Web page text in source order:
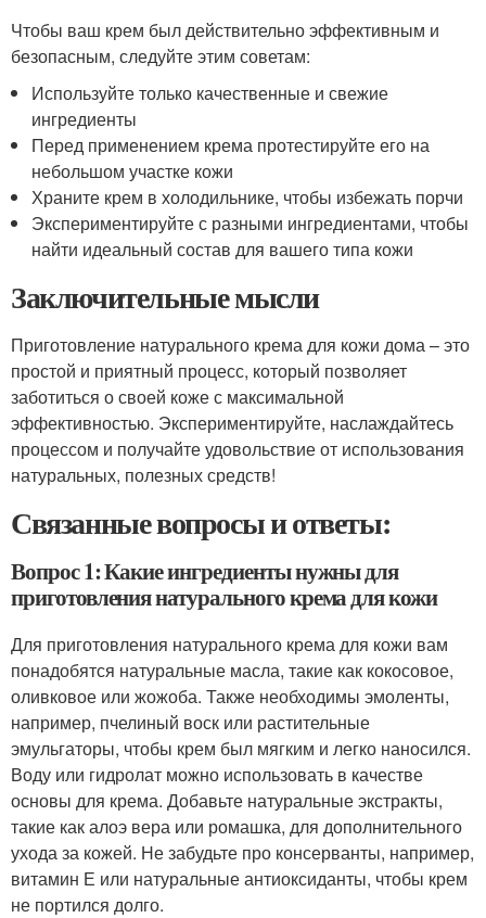
Чтобы ваш крем был действительно эффективным и
безопасным, следуйте этим советам:
Используйте только качественные и свежие
ингредиенты
Перед применением крема протестируйте его на
небольшом участке кожи
Храните крем в холодильнике, чтобы избежать порчи
Экспериментируйте с разными ингредиентами, чтобы
найти идеальный состав для вашего типа кожи
Заключительные мысли
Приготовление натурального крема для кожи дома – это
простой и приятный процесс, который позволяет
заботиться о своей коже с максимальной
эффективностью. Экспериментируйте, наслаждайтесь
процессом и получайте удовольствие от использования
натуральных, полезных средств!
Связанные вопросы и ответы:
Вопрос 1: Какие ингредиенты нужны для
приготовления натурального крема для кожи
Для приготовления натурального крема для кожи вам
понадобятся натуральные масла, такие как кокосовое,
оливковое или жожоба. Также необходимы эмоленты,
например, пчелиный воск или растительные
эмульгаторы, чтобы крем был мягким и легко наносился.
Воду или гидролат можно использовать в качестве
основы для крема. Добавьте натуральные экстракты,
такие как алоэ вера или ромашка, для дополнительного
ухода за кожей. Не забудьте про консерванты, например,
витамин Е или натуральные антиоксиданты, чтобы крем
не портился долго.